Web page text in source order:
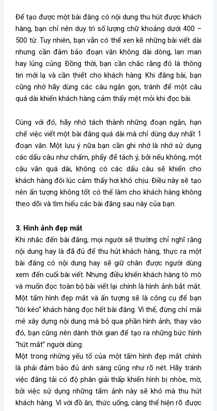
Để tạo được một bài đăng có nội dung thu hút được khách
hàng, bạn chỉ nên duy trì số lượng chữ khoảng dưới 400 –
500 từ. Tuy nhiên, bạn vẫn có thể xen kẽ những bài viết dài
nhưng cần đảm bảo đoạn văn không dài dòng, lan man
hay lủng củng. Đồng thời, bạn cần chắc rằng đó là thông
tin mới lạ và cần thiết cho khách hàng. Khi đăng bài, bạn
cũng nhớ hãy dùng các câu ngắn gọn, tránh để một câu
quá dài khiến khách hàng cảm thấy mệt mỏi khi đọc bài.
Cùng với đó, hãy nhớ tách thành những đoạn ngắn, hạn
chế việc viết một bài đăng quá dài mà chỉ dùng duy nhất 1
đoạn văn. Một lưu ý nữa bạn cần ghi nhớ là nhớ sử dụng
các dấu câu như chấm, phẩy để tách ý, bởi nếu không, một
câu văn quá dài, không có các dấu câu sẽ khiến cho
khách hàng đôi lúc cảm thấy hơi khó chịu. Điều này sẽ tạo
nên ấn tượng không tốt có thể làm cho khách hàng không
theo dõi và tìm hiểu các bài đăng sau này của bạn.
3. Hình ảnh đẹp mắt
Khi nhắc đến bài đăng, mọi người sẽ thường chỉ nghĩ rằng
nội dung hay là đã đủ để thu hút khách hàng, thực ra một
bài đăng có nội dung hay sẽ giữ chân được người dùng
xem đến cuối bài viết. Nhưng điều khiến khách hàng tò mò
và muốn đọc toàn bộ bài viết lại chính là hình ảnh bắt mắt.
Một tấm hình đẹp mắt và ấn tượng sẽ là công cụ để bạn
“lôi kéo” khách hàng đọc hết bài đăng. Vì thế, đừng chỉ mải
mê xây dựng nội dung mà bỏ qua phần hình ảnh, thay vào
đó, bạn cũng nên dành thời gian để tạo ra những bức hình
“hút mắt” người dùng.
Một trong những yếu tố của một tấm hình đẹp mắt chính
là phải đảm bảo đủ ánh sáng cũng như rõ nét. Hãy tránh
việc đăng tải có độ phân giải thấp khiến hình bị nhòe, mờ,
bởi việc sử dụng những tấm ảnh này sẽ khó mà thu hút
khách hàng. Vì với đồ ăn, thức uống, càng thể hiện rõ được